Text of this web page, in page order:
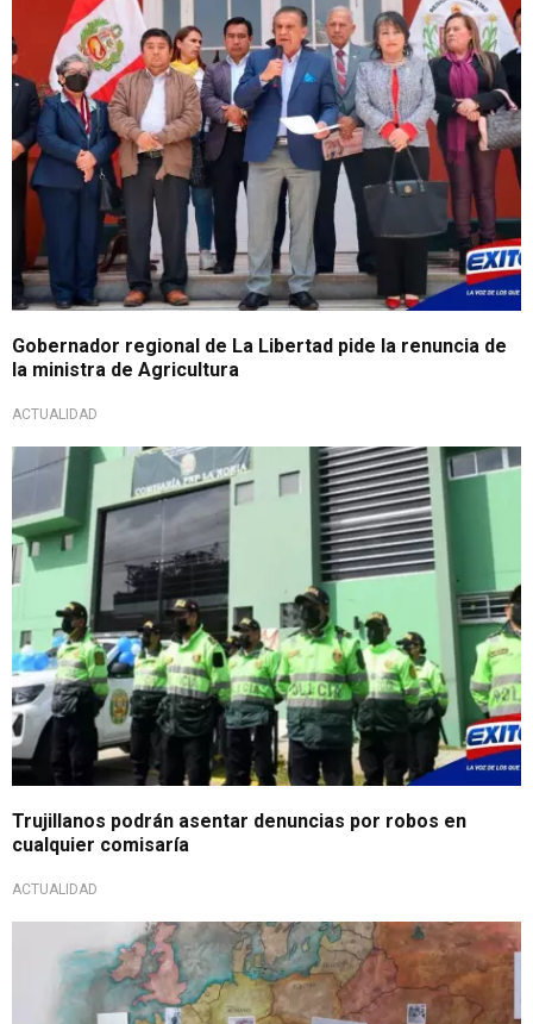
Gobernador regional de La Libertad pide la renuncia de
la ministra de Agricultura
ACTUALIDAD
Trujillanos podrán asentar denuncias por robos en
cualquier comisaría
ACTUALIDAD